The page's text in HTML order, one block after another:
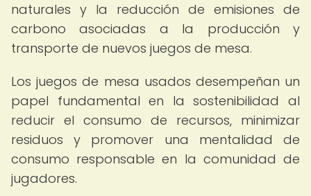
naturales y la reducción de emisiones de
carbono asociadas a la producción y
transporte de nuevos juegos de mesa.
Los juegos de mesa usados desempeñan un
papel fundamental en la sostenibilidad al
reducir el consumo de recursos, minimizar
residuos y promover una mentalidad de
consumo responsable en la comunidad de
jugadores.